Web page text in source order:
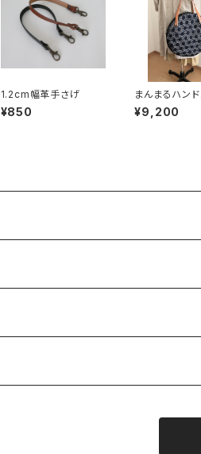
1.2cm幅革手さげ
¥850
まんまるハン
（ブラックネイ
クル）
¥9,200